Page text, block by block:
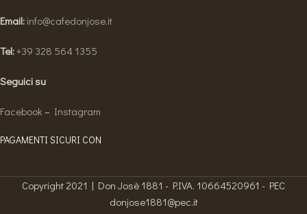
Email: info@cafedonjose.it
Tel:+39 328 564 1355
Seguici su
Facebook – Instagram
PAGAMENTI SICURI CON
Copyright 2021 | Don Josè 1881 - P.IVA. 10664520961 - PEC
donjose1881@pec.it